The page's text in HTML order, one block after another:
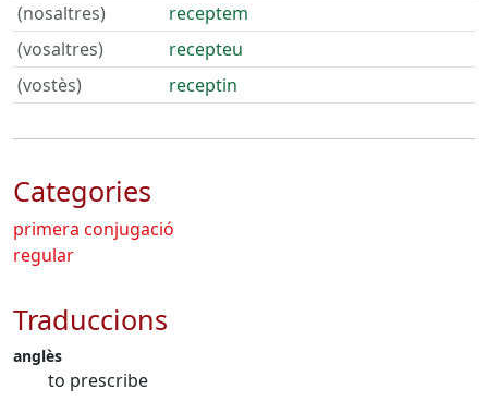
(nosaltres)
receptem
(vosaltres)
recepteu
(vostès)
receptin
Categories
primera conjugació
regular
Traduccions
anglès
to prescribe